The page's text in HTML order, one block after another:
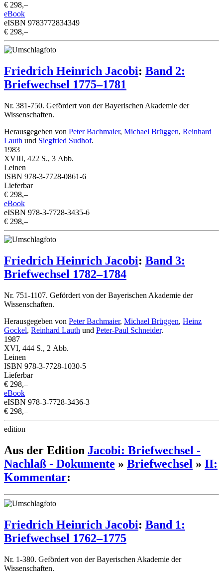
€ 298,–
eBook
eISBN 9783772834349
€ 298,–
Friedrich Heinrich Jacobi: Band 2:
Briefwechsel 1775–1781
Nr. 381-750. Gefördert von der Bayerischen Akademie der
Wissenschaften.
Herausgegeben von Peter Bachmaier, Michael Brüggen, Reinhard
Lauth und Siegfried Sudhof.
1983
XVIII, 422 S., 3 Abb.
Leinen
ISBN 978-3-7728-0861-6
Lieferbar
€ 298,–
eBook
eISBN 978-3-7728-3435-6
€ 298,–
Friedrich Heinrich Jacobi: Band 3:
Briefwechsel 1782–1784
Nr. 751-1107. Gefördert von der Bayerischen Akademie der
Wissenschaften.
Herausgegeben von Peter Bachmaier, Michael Brüggen, Heinz
Gockel, Reinhard Lauth und Peter-Paul Schneider.
1987
XVI, 444 S., 2 Abb.
Leinen
ISBN 978-3-7728-1030-5
Lieferbar
€ 298,–
eBook
eISBN 978-3-7728-3436-3
€ 298,–
edition
Aus der Edition Jacobi: Briefwechsel -
Nachlaß - Dokumente » Briefwechsel » II:
Kommentar:
Friedrich Heinrich Jacobi: Band 1:
Briefwechsel 1762–1775
Nr. 1-380. Gefördert von der Bayerischen Akademie der
Wissenschaften.